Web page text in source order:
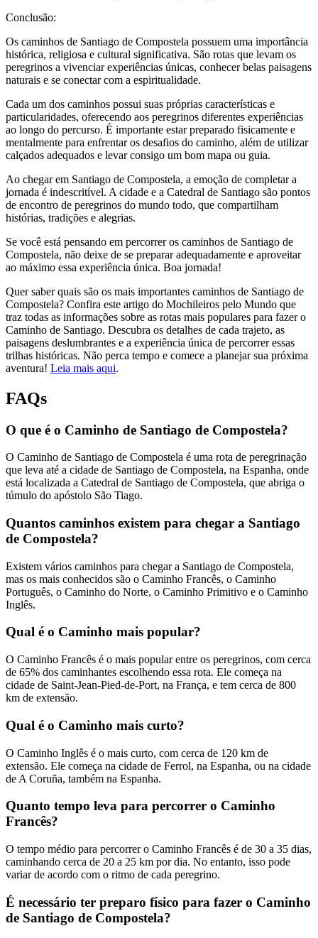
Conclusão:
Os caminhos de Santiago de Compostela possuem uma importância
histórica, religiosa e cultural significativa. São rotas que levam os
peregrinos a vivenciar experiências únicas, conhecer belas paisagens
naturais e se conectar com a espiritualidade.
Cada um dos caminhos possui suas próprias características e
particularidades, oferecendo aos peregrinos diferentes experiências
ao longo do percurso. É importante estar preparado fisicamente e
mentalmente para enfrentar os desafios do caminho, além de utilizar
calçados adequados e levar consigo um bom mapa ou guia.
Ao chegar em Santiago de Compostela, a emoção de completar a
jornada é indescritível. A cidade e a Catedral de Santiago são pontos
de encontro de peregrinos do mundo todo, que compartilham
histórias, tradições e alegrias.
Se você está pensando em percorrer os caminhos de Santiago de
Compostela, não deixe de se preparar adequadamente e aproveitar
ao máximo essa experiência única. Boa jornada!
Quer saber quais são os mais importantes caminhos de Santiago de
Compostela? Confira este artigo do Mochileiros pelo Mundo que
traz todas as informações sobre as rotas mais populares para fazer o
Caminho de Santiago. Descubra os detalhes de cada trajeto, as
paisagens deslumbrantes e a experiência única de percorrer essas
trilhas históricas. Não perca tempo e comece a planejar sua próxima
aventura! Leia mais aqui.
FAQs
O que é o Caminho de Santiago de Compostela?
O Caminho de Santiago de Compostela é uma rota de peregrinação
que leva até a cidade de Santiago de Compostela, na Espanha, onde
está localizada a Catedral de Santiago de Compostela, que abriga o
túmulo do apóstolo São Tiago.
Quantos caminhos existem para chegar a Santiago
de Compostela?
Existem vários caminhos para chegar a Santiago de Compostela,
mas os mais conhecidos são o Caminho Francês, o Caminho
Português, o Caminho do Norte, o Caminho Primitivo e o Caminho
Inglês.
Qual é o Caminho mais popular?
O Caminho Francês é o mais popular entre os peregrinos, com cerca
de 65% dos caminhantes escolhendo essa rota. Ele começa na
cidade de Saint-Jean-Pied-de-Port, na França, e tem cerca de 800
km de extensão.
Qual é o Caminho mais curto?
O Caminho Inglês é o mais curto, com cerca de 120 km de
extensão. Ele começa na cidade de Ferrol, na Espanha, ou na cidade
de A Coruña, também na Espanha.
Quanto tempo leva para percorrer o Caminho
Francês?
O tempo médio para percorrer o Caminho Francês é de 30 a 35 dias,
caminhando cerca de 20 a 25 km por dia. No entanto, isso pode
variar de acordo com o ritmo de cada peregrino.
É necessário ter preparo físico para fazer o Caminho
de Santiago de Compostela?